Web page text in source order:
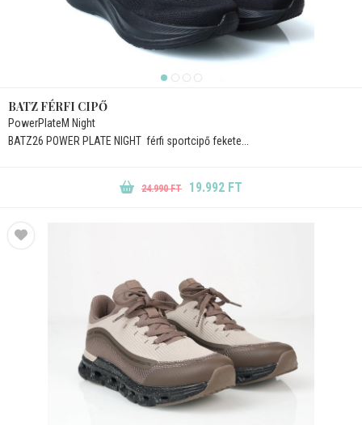
BATZ FÉRFI CIPŐ
PowerPlateM Night
BATZ26 POWER PLATE NIGHT  férfi sportcipő fekete...
24.990 FT 19.992 FT